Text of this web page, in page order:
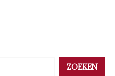
ZOEKEN